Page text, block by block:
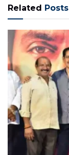
Related Posts